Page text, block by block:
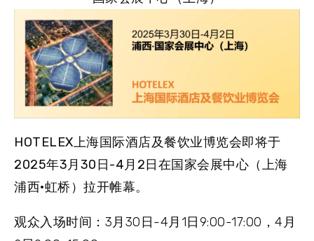
HOTELEX上海国际酒店及餐饮业博览会即将于
2025年3月30日-4月2日在国家会展中心（上海
浦西·虹桥） 拉开帷幕。
观众入场时间 ：3月30日-4月1日9:00-17:00，4月